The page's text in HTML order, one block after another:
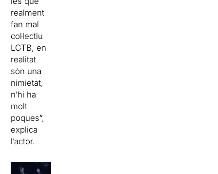
realment
fan mal
col·lectiu
LGTB, en
realitat
són una
nimietat,
n’hi ha
molt
poques”,
explica
l’actor.